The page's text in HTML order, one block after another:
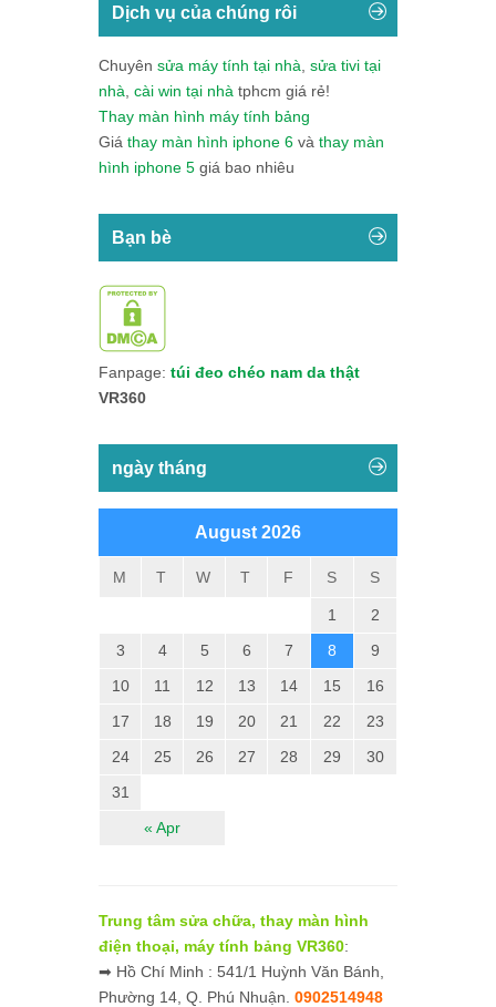
Dịch vụ của chúng rôi
Chuyên sửa máy tính tại nhà sửa tivi tại
nhà cài win tại nhà tphcm giá rẻ!
Thay màn hình máy tính bảng
Giá thay màn hình iphone 6 và thay màn
hình iphone 5 giá bao nhiêu
Bạn bè
Fanpage: túi đeo chéo nam da thật
VR360
ngày tháng
August 2026
M T W T F S S
« Apr
1
2
3
4 5 6 7 8
9
10
11 12 13 14 15
16
17
18 19 20 21 22
23
24
25 26 27 28 29
30
31
Trung tâm sửa chữa, thay màn hình
điện thoại, máy tính bảng VR360:
➡ Hồ Chí Minh : 541/1 Huỳnh Văn Bánh,
Phường 14, Q. Phú Nhuận. 0902514948